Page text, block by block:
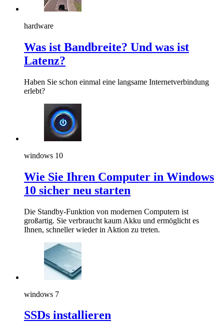
hardware
Was ist Bandbreite? Und was ist
Latenz?
Haben Sie schon einmal eine langsame Internetverbindung
erlebt?
windows 10
Wie Sie Ihren Computer in Windows
10 sicher neu starten
Die Standby-Funktion von modernen Computern ist
großartig. Sie verbraucht kaum Akku und ermöglicht es
Ihnen, schneller wieder in Aktion zu treten.
windows 7
SSDs installieren